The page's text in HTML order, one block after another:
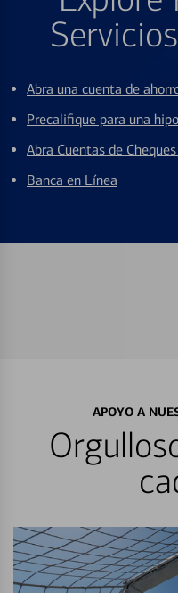
Abra una cuenta de
Precalifique para una
Abra Cuentas de
Banca en Línea
APOYO A